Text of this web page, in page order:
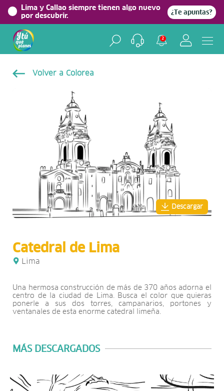
Lima y Callao siempre tienen algo nuevo
por descubrir.
¿Te apuntas?
2
Volver a Colorea
Descargar
Catedral de Lima
Lima
Una hermosa construcción de más de 370 años adorna el
centro de la ciudad de Lima. Busca el color que quieras
ponerle a sus dos torres, campanarios, portones y
ventanales de esta enorme catedral limeña.
MÁS DESCARGADOS